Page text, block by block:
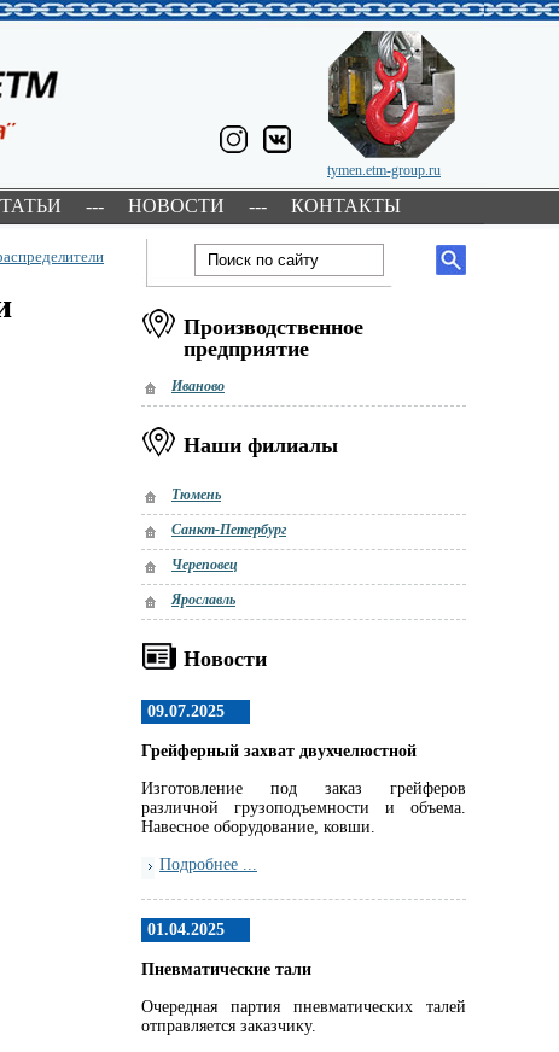
tymen.etm-group.ru
--- НОВОСТИ --- КОНТАКТЫ
Производственное
предприятие
Иваново
Наши филиалы
Тюмень
Санкт-Петербург
Череповец
Ярославль
Новости
09.07.2025
Грейферный захват двухчелюстной
Изготовление под заказ грейферов
различной грузоподъемности и объема.
Навесное оборудование, ковши.
Подробнее ...
01.04.2025
Пневматические тали
Очередная партия пневматических талей
отправляется заказчику.